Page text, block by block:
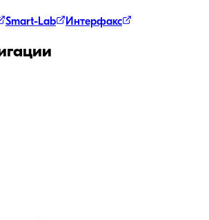
Smart-Lab Интерфакс